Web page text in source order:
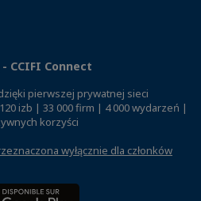
CCIFI Connect
pierwszej prywatnej sieci
izb | 33 000 firm | 4 000 wydarzeń |
korzyści
wyłącznie dla członków